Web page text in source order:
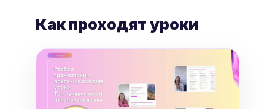
Как проходят уроки